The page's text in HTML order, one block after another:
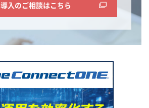
導入のご相談はこちら